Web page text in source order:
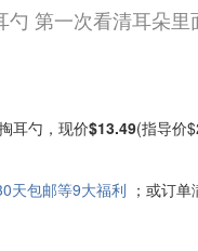
勺 第一次看清耳朵
耳勺，现价$13.49(指导价
天包邮等9大福利 ；或订